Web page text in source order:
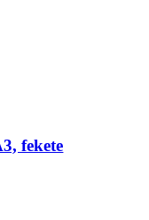
fekete